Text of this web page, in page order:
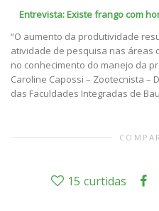
Entrevista: Existe frango com
“O aumento da produtividade
atividade de pesquisa nas áreas
no conhecimento do manejo da
Caroline Capossi – Zootecnista –
das Faculdades Integradas de
15 curtidas